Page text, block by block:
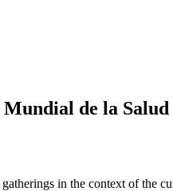
de la Salud
in the context of